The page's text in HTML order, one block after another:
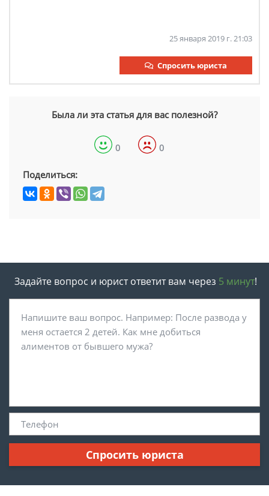
25 января 2019 г. 21:03
Спросить юриста
Была ли эта статья для вас полезной?
0 0
Поделиться:
Задайте вопрос и юрист ответит вам через 5 минут!
Спросить юриста